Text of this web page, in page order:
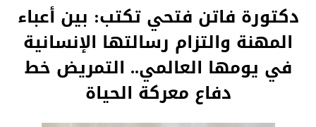
دكتورة فاتن فتحي تكتب: بين أعباء
المهنة والتزام رسالتها الإنسانية
في يومها العالمي.. التمريض خط
دفاع معركة الحياة